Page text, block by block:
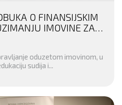
O FINANSIJSKIM
IMOVINE ZA
SANSKOG KANTONA
U BIHAĆUoduzetom imovinom, u
sudija i...